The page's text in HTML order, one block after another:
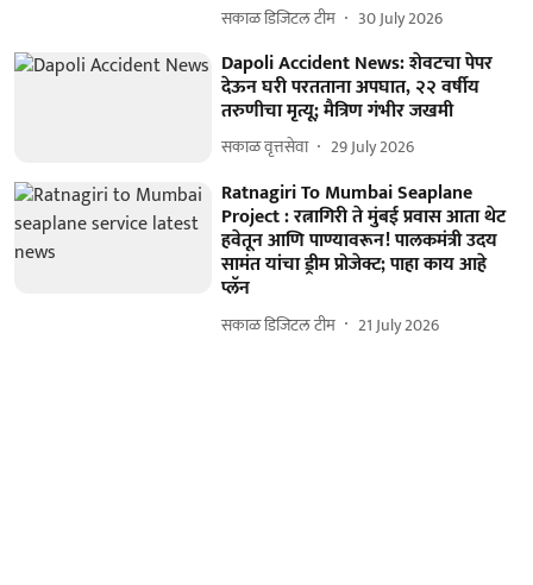
सकाळ डिजिटल टीम 30 July 2026
Dapoli Accident News: शेवटचा पेपर
देऊन घरी परतताना अपघात, २२ वर्षीय
तरुणीचा मृत्यू; मैत्रिण गंभीर जखमी
सकाळ वृत्तसेवा 29 July 2026
Ratnagiri To Mumbai Seaplane
Project : रत्नागिरी ते मुंबई प्रवास आता थेट
हवेतून आणि पाण्यावरून! पालकमंत्री उदय
सामंत यांचा ड्रीम प्रोजेक्ट; पाहा काय आहे
प्लॅन
सकाळ डिजिटल टीम 21 July 2026